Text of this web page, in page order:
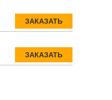
ЗАКАЗАТЬ
ЗАКАЗАТЬ